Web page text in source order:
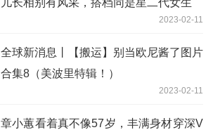
2023-02-11
全球新消息丨【搬运】别当欧尼酱了图片
合集8（美波里特辑！）
2023-02-11
章小蕙看着真不像57岁，丰满身材穿深V